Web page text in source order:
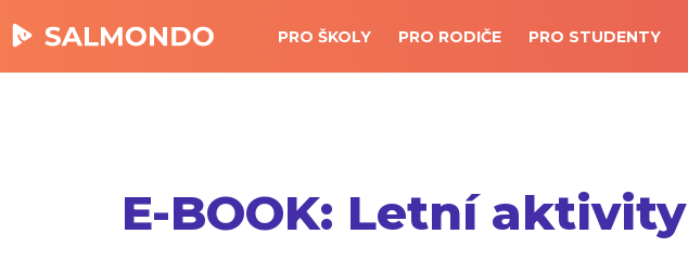
PRO ŠKOLY PRO RODIČE PRO STUDENTY
E-BOOK: Letní aktivity